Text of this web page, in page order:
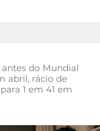
do Mundial
abril, rácio de
1 em 41 em